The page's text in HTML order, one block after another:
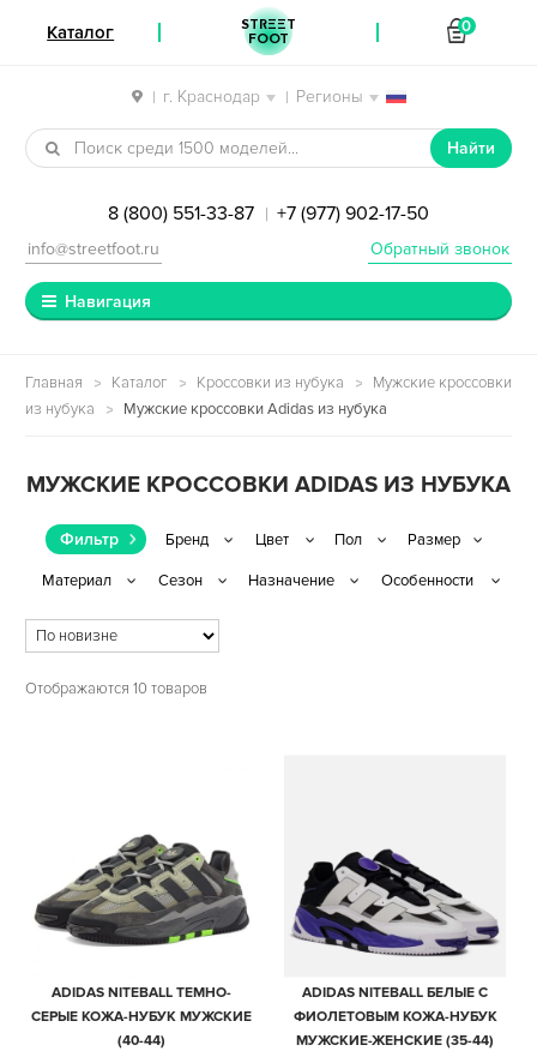
| г. Краснодар | Регионы
Перейти к навигации
Перейти к содержимому
Найти
8 (800) 551-33-87 | +7 (977) 902-17-50
Обратный звонок
info@streetfoot.ru
Навигация
Главная Каталог Кроссовки из нубука
Мужские кроссовки
из нубука
Мужские кроссовки Adidas из нубука
МУЖСКИЕ КРОССОВКИ ADIDAS ИЗ НУБУКА
Фильтр
Отображаются 10 товаров
ADIDAS NITEBALL ТЕМНО-
СЕРЫЕ КОЖА-НУБУК МУЖСКИЕ
(40-44)
ADIDAS NITEBALL БЕЛЫЕ С
ФИОЛЕТОВЫМ КОЖА-НУБУК
МУЖСКИЕ-ЖЕНСКИЕ (35-44)
Каталог STREET
FOOT
0